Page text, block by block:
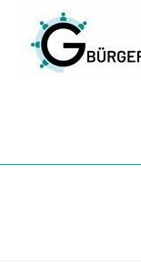
springen